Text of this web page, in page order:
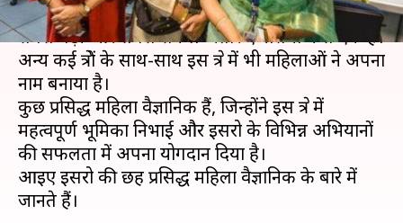
भारतीय अंतरिक्ष अनुसंधान संगठन (ISRO) दुनिया की
सबसे बड़ी और सबसे सफल अंतरिक्ष एजेंसियों में से एक है।
अन्य कई क्षेत्रों के साथ-साथ इस क्षेत्र में भी महिलाओं ने अपना
नाम बनाया है।
कुछ प्रसिद्ध महिला वैज्ञानिक हैं, जिन्होंने इस क्षेत्र में
महत्वपूर्ण भूमिका निभाई और इसरो के विभिन्न अभियानों
की सफलता में अपना योगदान दिया है।
आइए इसरो की छह प्रसिद्ध महिला वैज्ञानिक के बारे में